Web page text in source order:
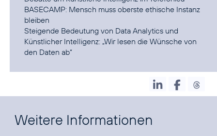
BASECAMP: Mensch muss oberste ethische Instanz
bleiben
Steigende Bedeutung von Data Analytics und
Künstlicher Intelligenz: „Wir lesen die Wünsche von
den Daten ab“
Weitere Informationen